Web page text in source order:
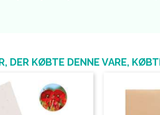
DER KØBTE DENNE VARE,